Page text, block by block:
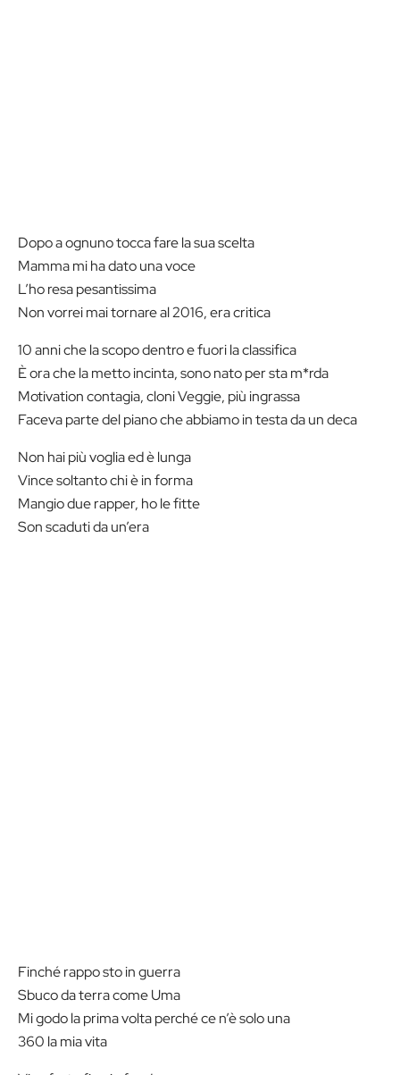
Dopo a ognuno tocca fare la sua scelta
Mamma mi ha dato una voce
L’ho resa pesantissima
Non vorrei mai tornare al 2016, era critica
10 anni che la scopo dentro e fuori la classifica
È ora che la metto incinta, sono nato per sta m*rda
Motivation contagia, cloni Veggie, più ingrassa
Faceva parte del piano che abbiamo in testa da un deca
Non hai più voglia ed è lunga
Vince soltanto chi è in forma
Mangio due rapper, ho le fitte
Son scaduti da un’era
Finché rappo sto in guerra
Sbuco da terra come Uma
Mi godo la prima volta perché ce n’è solo una
360 la mia vita